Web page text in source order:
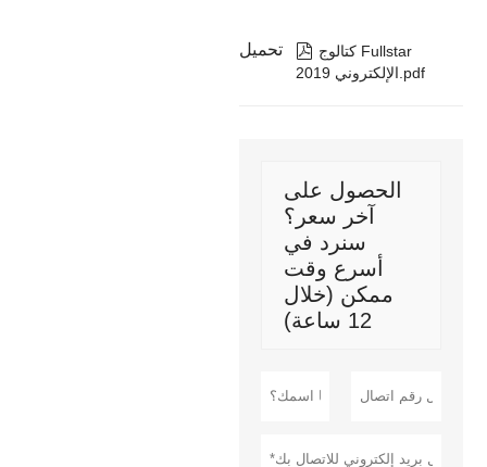
تحميل  كتالوج Fullstar
الإلكتروني 2019.pdf
الحصول على
آخر سعر؟
سنرد في
أسرع وقت
ممكن (خلال
12 ساعة)